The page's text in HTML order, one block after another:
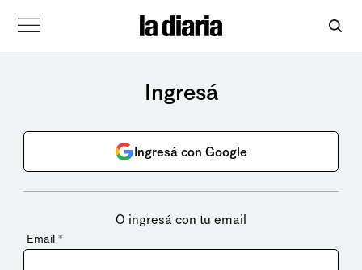
Ingresá
Ingresá con Google
O ingresá con tu email
Email *